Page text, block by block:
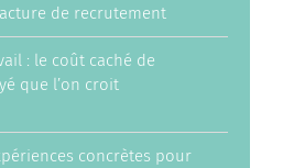
de recrutement
: le coût caché de
que l’on croit
concrètes pour